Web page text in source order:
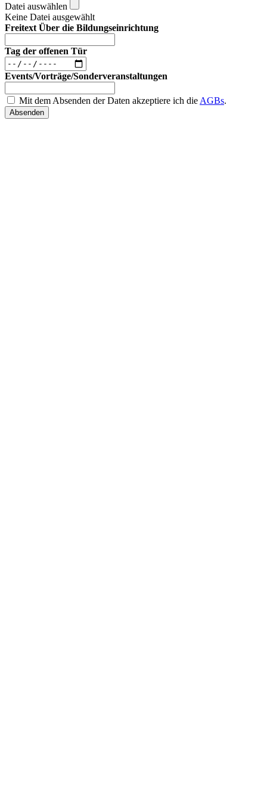
Datei auswählen
Keine Datei ausgewählt
Freitext Über die Bildungseinrichtung
Tag der offenen Tür
Events/Vorträge/Sonderveranstaltungen
Mit dem Absenden der Daten akzeptiere ich die AGBs.
Absenden